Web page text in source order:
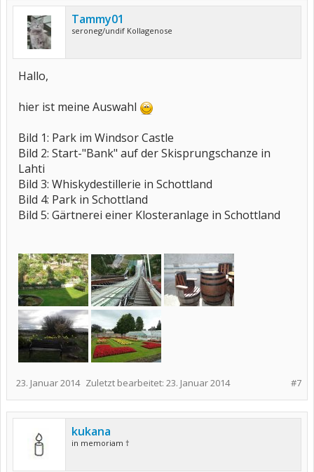
Tammy01
seroneg/undif Kollagenose
Hallo,
hier ist meine Auswahl
Bild 1: Park im Windsor Castle
Bild 2: Start-"Bank" auf der Skisprungschanze in
Lahti
Bild 3: Whiskydestillerie in Schottland
Bild 4: Park in Schottland
Bild 5: Gärtnerei einer Klosteranlage in Schottland
#7
23. Januar 2014 Zuletzt bearbeitet: 23. Januar 2014
kukana
in memoriam †